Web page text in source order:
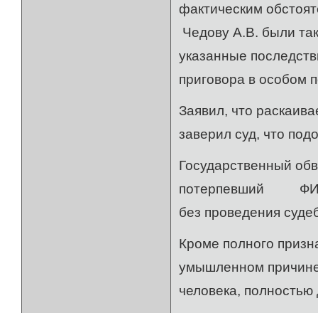
фактическим
Чедову А.В. были
указанные
приговора в особом
Заявил, что
заверил суд, что
Государственный
потерпевший ФИО1
без проведения
Кроме полного
умышленном
человека,